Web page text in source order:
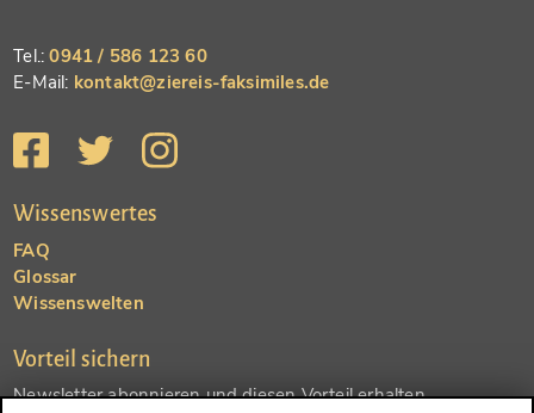
Tel.:0941 / 586 123 60
E-Mail: kontakt@ziereis-faksimiles.de
Wissenswertes
FAQ
Glossar
Wissenswelten
Vorteil sichern
Newsletter abonnieren und diesen Vorteil erhalten